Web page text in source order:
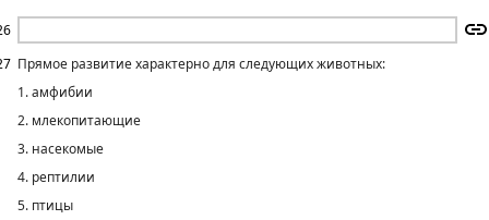
Прямое развитие характерно для следующих животных:
1. амфибии
2. млекопитающие
3. насекомые
4. рептилии
5. птицы